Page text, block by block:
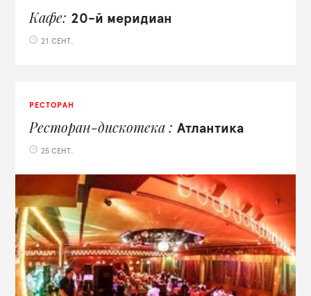
Кафе 20-й меридиан
21 СЕНТ.
РЕСТОРАН
Ресторан-дискотека Атлантика
25 СЕНТ.